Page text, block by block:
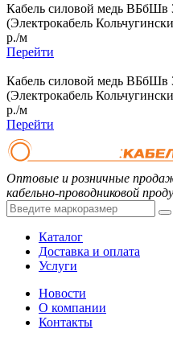
Кабель силовой медь
(Электрокабель
р./м
Перейти
Кабель силовой медь
(Электрокабель
р./м
Перейти
Оптовые и розничные
кабельно-проводниковой
Каталог
Доставка и оплата
Услуги
Новости
О компании
Контакты